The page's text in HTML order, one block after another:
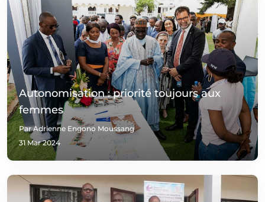
Autonomisation : priorité toujours aux
femmes
Par Adrienne Engono Moussang
31 Mar 2024